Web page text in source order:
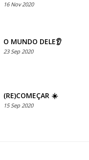
16 Nov 2020
O MUNDO DELE👂
23 Sep 2020
(RE)COMEÇAR ☀️
15 Sep 2020